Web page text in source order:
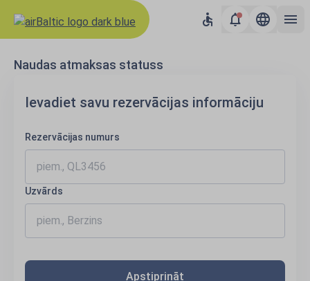
Naudas atmaksas statuss
Ievadiet savu rezervācijas informāciju
Rezervācijas numurs
Uzvārds
Apstiprināt